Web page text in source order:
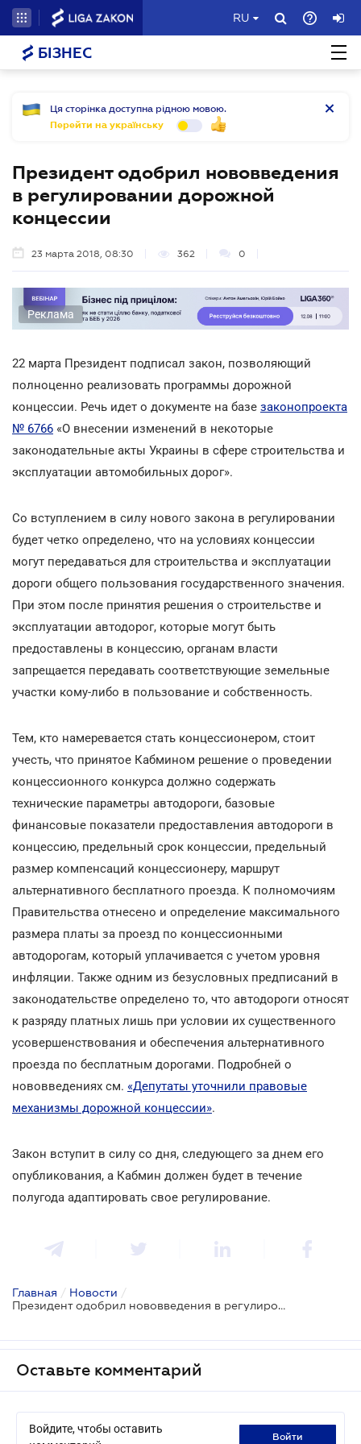
RU
БІЗНЕС
Ця сторінка доступна рідною мовою.
Перейти на українську
Президент одобрил нововведения
в регулировании дорожной
концессии
23 марта 2018, 08:30 362 0
Реклама
22 марта Президент подписал закон, позволяющий
полноценно реализовать программы дорожной
концессии. Речь идет о документе на базе законопроекта
№ 6766 «О внесении изменений в некоторые
законодательные акты Украины в сфере строительства и
эксплуатации автомобильных дорог».
Со вступлением в силу нового закона в регулировании
будет четко определено, что на условиях концессии
могут передаваться для строительства и эксплуатации
дороги общего пользования государственного значения.
При этом после принятия решения о строительстве и
эксплуатации автодорог, которые могут быть
предоставлены в концессию, органам власти
запрещается передавать соответствующие земельные
участки кому-либо в пользование и собственность.
Тем, кто намеревается стать концессионером, стоит
учесть, что принятое Кабмином решение о проведении
концессионного конкурса должно содержать
технические параметры автодороги, базовые
финансовые показатели предоставления автодороги в
концессию, предельный срок концессии, предельный
размер компенсаций концессионеру, маршрут
альтернативного бесплатного проезда. К полномочиям
Правительства отнесено и определение максимального
размера платы за проезд по концессионными
автодорогам, который уплачивается с учетом уровня
инфляции. Также одним из безусловных предписаний в
законодательстве определено то, что автодороги относят
к разряду платных лишь при условии их существенного
усовершенствования и обеспечения альтернативного
проезда по бесплатным дорогами. Подробней о
нововведениях см. «Депутаты уточнили правовые
механизмы дорожной концессии».
Закон вступит в силу со дня, следующего за днем его
опубликования, а Кабмин должен будет в течение
полугода адаптировать свое регулирование.
Главная / Новости /
Президент одобрил нововведения в регулировании дорожной концессии
Оставьте комментарий
Войдите, чтобы оставить
войти